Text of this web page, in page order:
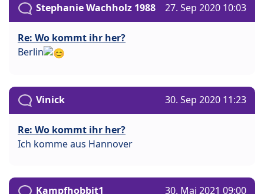
Stephanie Wachholz 1988 27. Sep 2020 10:03
Re: Wo kommt ihr her?
Berlin
Vinick 30. Sep 2020 11:23
Re: Wo kommt ihr her?
Ich komme aus Hannover
Kampfhobbit1 30. Mai 2021 09:00